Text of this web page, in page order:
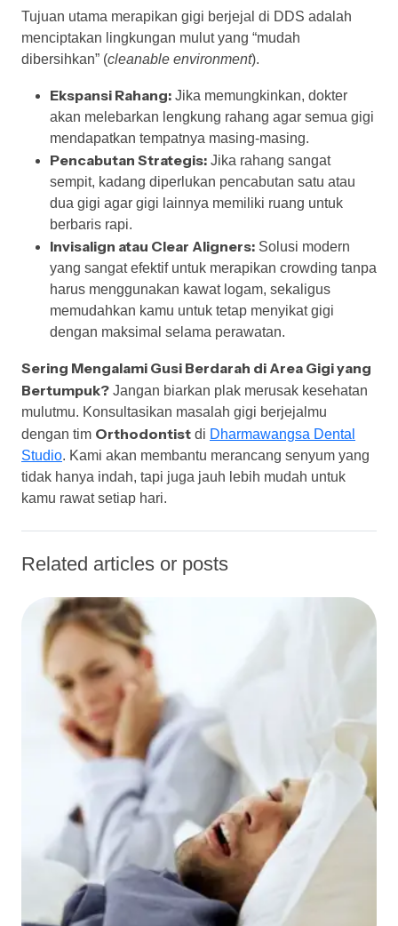
Tujuan utama merapikan gigi berjejal di DDS adalah
menciptakan lingkungan mulut yang “mudah
dibersihkan” (cleanable environment).
Ekspansi Rahang: Jika memungkinkan, dokter
akan melebarkan lengkung rahang agar semua gigi
mendapatkan tempatnya masing-masing.
Pencabutan Strategis: Jika rahang sangat
sempit, kadang diperlukan pencabutan satu atau
dua gigi agar gigi lainnya memiliki ruang untuk
berbaris rapi.
Invisalign atau Clear Aligners: Solusi modern
yang sangat efektif untuk merapikan crowding tanpa
harus menggunakan kawat logam, sekaligus
memudahkan kamu untuk tetap menyikat gigi
dengan maksimal selama perawatan.
Sering Mengalami Gusi Berdarah di Area Gigi yang
Bertumpuk? Jangan biarkan plak merusak kesehatan
mulutmu. Konsultasikan masalah gigi berjejalmu
dengan tim Orthodontist di Dharmawangsa Dental
Studio. Kami akan membantu merancang senyum yang
tidak hanya indah, tapi juga jauh lebih mudah untuk
kamu rawat setiap hari.
Related articles or posts